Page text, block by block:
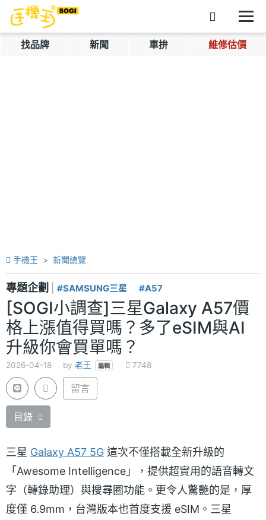
找品牌 新聞 車拚 維修估價
手機王 新聞總覽
專題企劃 #SAMSUNG三星 #A57
[SOGI小調查]三星Galaxy A57價
格上漲值得買嗎？多了eSIM與AI
升級你會買單嗎？
2026-04-18 by 老王 編輯 7748
留言
目錄
三星 Galaxy A57 5G 這次不僅搭載全新升級的
「Awesome Intelligence」，提供超實用的語音轉文
字（轉錄助理）與搜尋圈功能。更令人驚艷的是，厚
度僅 6.9mm，台灣版本也首度支援 eSIM。三星